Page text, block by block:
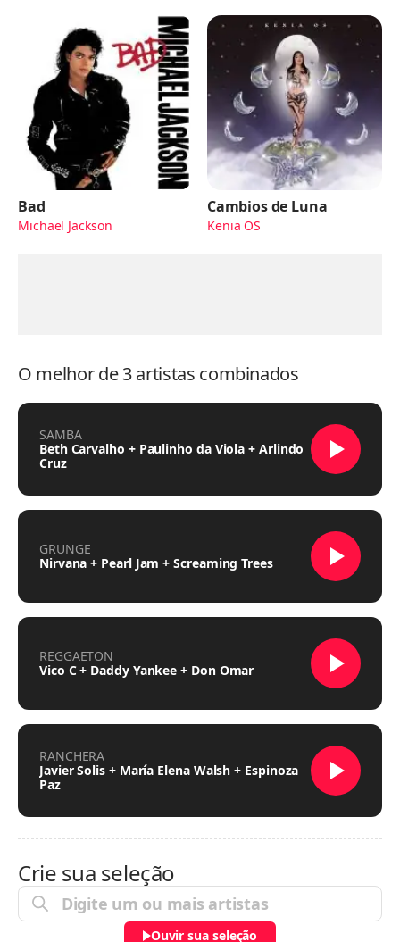
Bad
Michael Jackson
Cambios de Luna
Kenia OS
O melhor de 3 artistas combinados
SAMBA
Beth Carvalho + Paulinho da Viola + Arlindo
Cruz
GRUNGE
Nirvana + Pearl Jam + Screaming Trees
REGGAETON
Vico C + Daddy Yankee + Don Omar
RANCHERA
Javier Solis + María Elena Walsh + Espinoza
Paz
Crie sua seleção
Ouvir sua seleção